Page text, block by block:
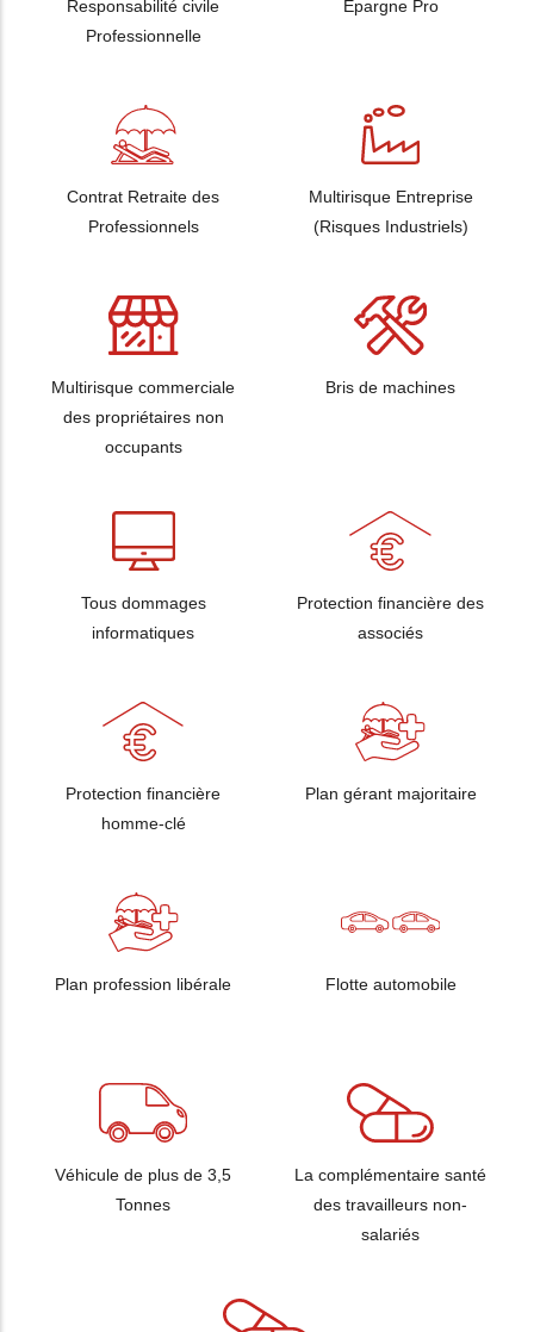
Responsabilité civile
Professionnelle
Epargne Pro
Contrat Retraite des
Professionnels
Multirisque Entreprise
(Risques Industriels)
Multirisque commerciale
des propriétaires non
occupants
Bris de machines
Tous dommages
informatiques
Protection financière des
associés
Protection financière
homme-clé
Plan gérant majoritaire
Plan profession libérale Flotte automobile
Véhicule de plus de 3,5
Tonnes
La complémentaire santé
des travailleurs non-
salariés